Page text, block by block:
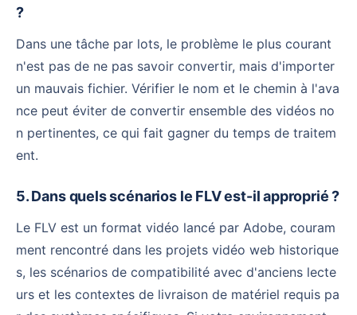
?
Dans une tâche par lots, le problème le plus courant
n'est pas de ne pas savoir convertir, mais d'importer
un mauvais fichier. Vérifier le nom et le chemin à l'ava
nce peut éviter de convertir ensemble des vidéos no
n pertinentes, ce qui fait gagner du temps de traitem
ent.
5. Dans quels scénarios le FLV est-il approprié ?
Le FLV est un format vidéo lancé par Adobe, couram
ment rencontré dans les projets vidéo web historique
s, les scénarios de compatibilité avec d'anciens lecte
urs et les contextes de livraison de matériel requis pa